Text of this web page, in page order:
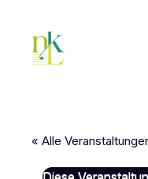
« Alle